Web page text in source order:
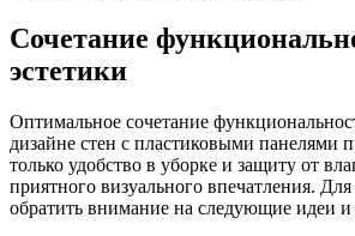
Сочетание
эстетики
Оптимальное сочетание
дизайне стен с пластиковыми панелями
только удобство в уборке и защиту от
приятного визуального впечатления. Для
обратить внимание на следующие идеи